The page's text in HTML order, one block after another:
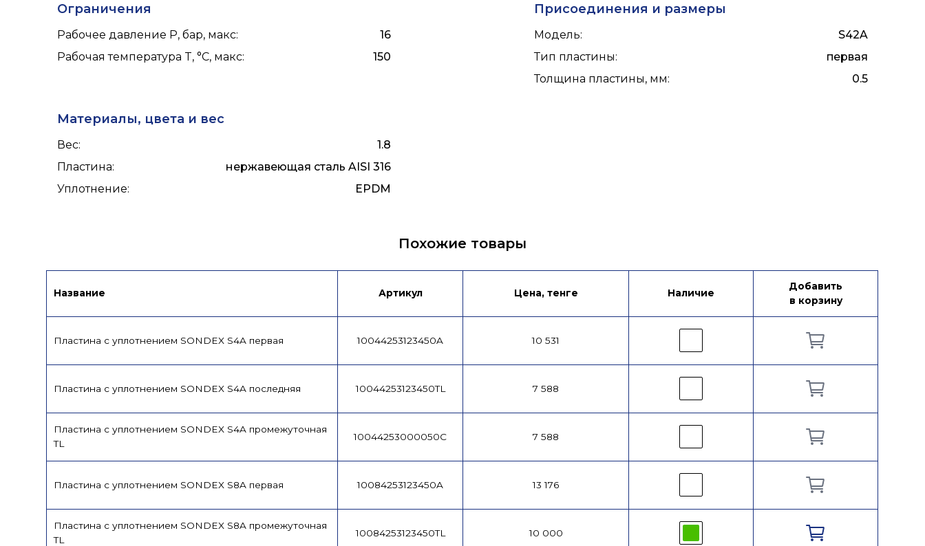
Ограничения
Рабочее давление P, бар, макс:
16
Рабочая температура T, °C, макс: 150
Присоединения и размеры
Модель:
S42A
Тип пластины:
первая
Толщина пластины, мм: 0.5
Материалы, цвета и вес
Вес:
1.8
Пластина:
нержавеющая сталь AISI 316
Уплотнение: EPDM
Похожие товары
Название Артикул Цена, тенге Наличие
Добавить
в корзину
Пластина с уплотнением SONDEX S4A первая 10044253123450A 10 531
Пластина с уплотнением SONDEX S4A последняя 10044253123450TL 7 588
Пластина с уплотнением SONDEX S4A промежуточная
TL
10044253000050C 7 588
Пластина с уплотнением SONDEX S8A первая 10084253123450A 13 176
Пластина с уплотнением SONDEX S8A промежуточная
TL
10084253123450TL 10 000